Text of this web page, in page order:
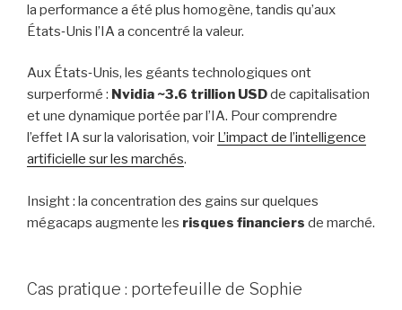
la performance a été plus homogène, tandis qu’aux
États‑Unis l’IA a concentré la valeur.
Aux États‑Unis, les géants technologiques ont
surperformé : Nvidia ~3.6 trillion USDde capitalisation
et une dynamique portée par l’IA. Pour comprendre
l’effet IA sur la valorisation, voir L’impact de l’intelligence
artificielle sur les marchés.
Insight : la concentration des gains sur quelques
mégacaps augmente les risques financiers de marché.
Cas pratique : portefeuille de Sophie